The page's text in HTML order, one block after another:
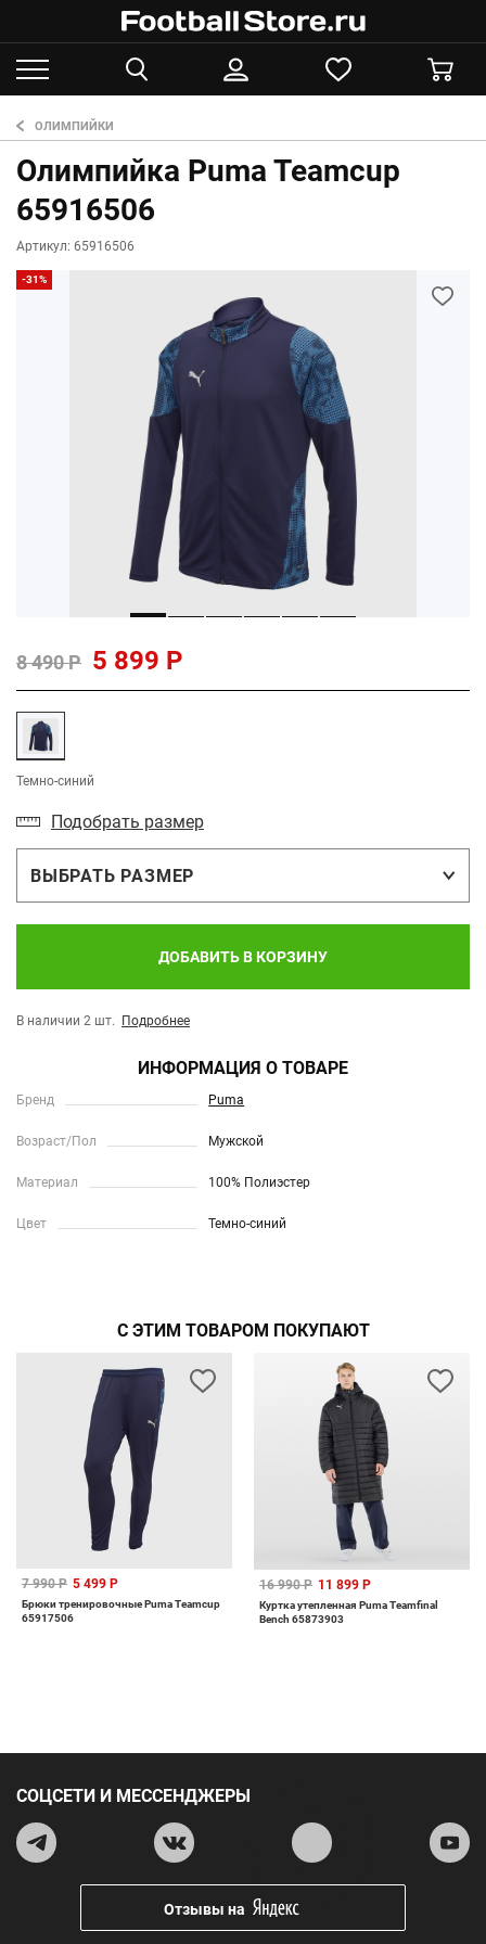
ОЛИМПИЙКИ
Олимпийка Puma Teamcup
65916506
Артикул: 65916506
-31%
8 490 Р 5 899 Р
Темно-синий
Подобрать размер
ВЫБРАТЬ РАЗМЕР
ДОБАВИТЬ В КОРЗИНУ
В наличии 2 шт. Подробнее
ИНФОРМАЦИЯ О ТОВАРЕ
Бренд Puma
Возраст/Пол Мужской
Материал 100% Полиэстер
Цвет Темно-синий
С ЭТИМ ТОВАРОМ ПОКУПАЮТ
7 990 Р 5 499 Р
Брюки тренировочные Puma Teamcup
65917506
16 990 Р 11 899 Р
Куртка утепленная Puma Teamfinal
Bench 65873903
СОЦСЕТИ И МЕССЕНДЖЕРЫ
Отзывы на